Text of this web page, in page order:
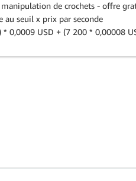
de crochets - offre
au seuil x prix par seconde
0,0009 USD + (7 200 * 0,00008